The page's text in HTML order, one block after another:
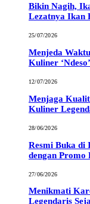
Bikin Nagih,
Lezatnya Ikan
25/07/2026
Menjeda
Kuliner
12/07/2026
Menjaga
Kuliner
28/06/2026
Resmi Buka di
dengan Promo
27/06/2026
Menikmati
Legendaris